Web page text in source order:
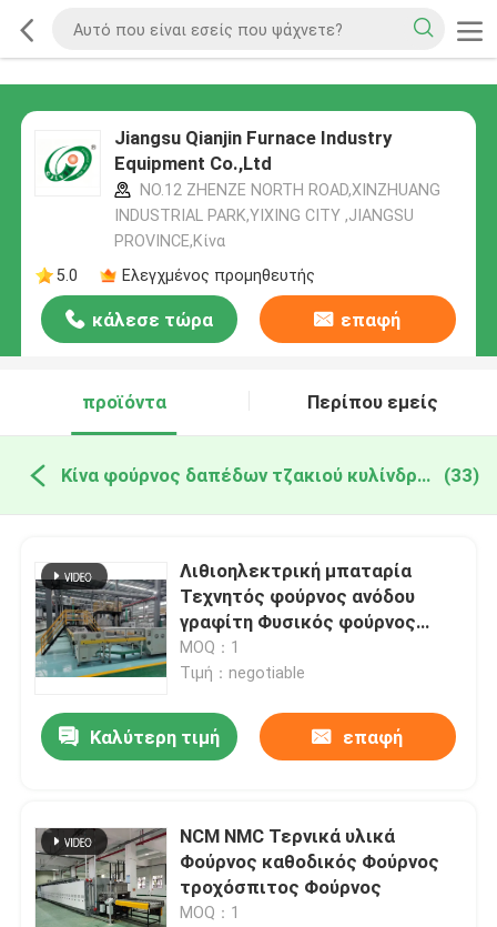
Jiangsu Qianjin Furnace Industry
Equipment Co.,Ltd
NO.12 ZHENZE NORTH ROAD,XINZHUANG
INDUSTRIAL PARK,YIXING CITY ,JIANGSU
PROVINCE,Κίνα
5.0
Ελεγχμένος προμηθευτής
κάλεσε τώρα επαφή
προϊόντα Περίπου εμείς
Κίνα φούρνος δαπέδων τζακιού κυλίνδρων (33)
Λιθιοηλεκτρική μπαταρία
Τεχνητός φούρνος ανόδου
γραφίτη Φυσικός φούρνος
ανόδου γραφίτη τροχόσπιτος
φούρνος ανθρακούχωσης
MOQ：1
Τιμή：negotiable
Καλύτερη τιμή επαφή
NCM NMC Τερνικά υλικά
Φούρνος καθοδικός Φούρνος
τροχόσπιτος Φούρνος
MOQ：1